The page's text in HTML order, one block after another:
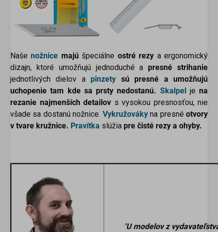
Našenožnice majú špeciálne ostré rezy a ergonomický
dizajn, ktoré umožňujú jednoduché a presné strihanie
jednotlivých dielov a pinzety sú presné a umožňujú
uchopenie tam kde sa prsty nedostanú. Skalpel je na
rezanie najmenších detailov s vysokou presnosťou, nie
všade sa dostanú nožnice. Vykružováky na presnéotvory
v tvare kružnice. Pravítka slúžia pre čisté rezy a ohyby.
"U modelov z